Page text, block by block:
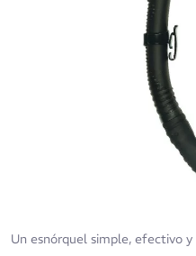
Un esnórquel simple, efectivo